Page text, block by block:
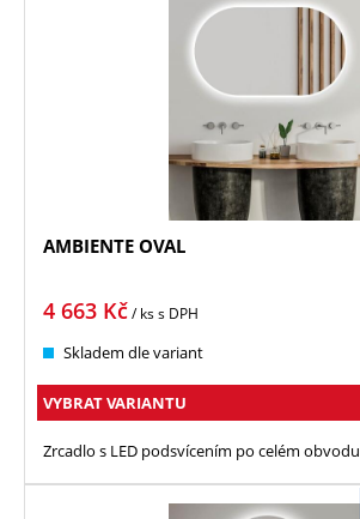
AMBIENTE OVAL
4 663 Kč/ kss DPH
Skladem dle variant
VYBRAT VARIANTU
Zrcadlo s LED podsvícením po celém obvodu